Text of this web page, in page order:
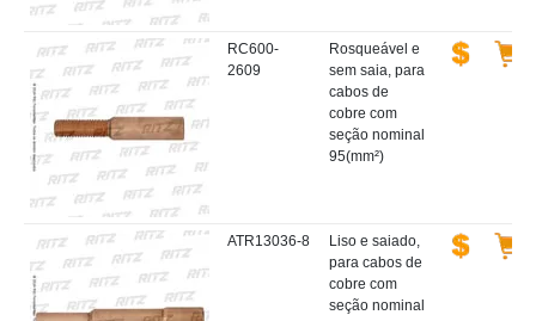
RC600-
2609
Rosqueável e
sem saia, para
cabos de
cobre com
seção nominal
95(mm²)
ATR13036-8
Liso e saiado,
para cabos de
cobre com
seção nominal